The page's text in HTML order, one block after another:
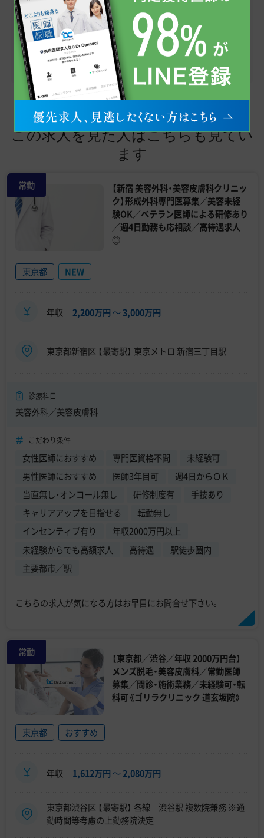
疑問点まで、お気軽にご相談ください。
まずはお友だち登録から！
友だち追加
この求人を見た人はこちらも見てい
ます
常勤
【新宿 美容外科・美容皮膚科クリニッ
ク】形成外科専門医募集／美容未経
験OK／ベテラン医師による研修あり
／週4日勤務も応相談／高待遇求人
◎
東京都 NEW
年収 2,200万円 〜3,000万円
東京都新宿区 【最寄駅】 東京メトロ 新宿三丁目駅
診療科目
美容外科／美容皮膚科
こだわり条件
女性医師におすすめ 専門医資格不問
未経験可
男性医師におすすめ
医師3年目可
週4日からＯＫ
当直無し・オンコール無し
研修制度有
手技あり
キャリアアップを目指せる
転勤無し
インセンティブ有り
年収2000万円以上
未経験からでも高額求人
高待遇
駅徒歩圏内
主要都市／駅
こちらの求人が気になる方はお早目にお問合せ下さい。
常勤
【東京都／渋谷／年収 2000万円台】
メンズ脱毛・美容皮膚科／常勤医師
募集／問診・施術業務／未経験可・転
科可《ゴリラクリニック 道玄坂院》
東京都 おすすめ
年収 1,612万円 〜2,080万円
東京都渋谷区 【最寄駅】 各線 渋谷駅 複数院兼務 ※通
勤時間等考慮の上勤務院決定